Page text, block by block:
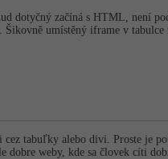
dotyčný začíná s HTML, není
umístěný iframe v
tabuľky alebo divi. Proste je
dobre weby, kde sa človek cíti